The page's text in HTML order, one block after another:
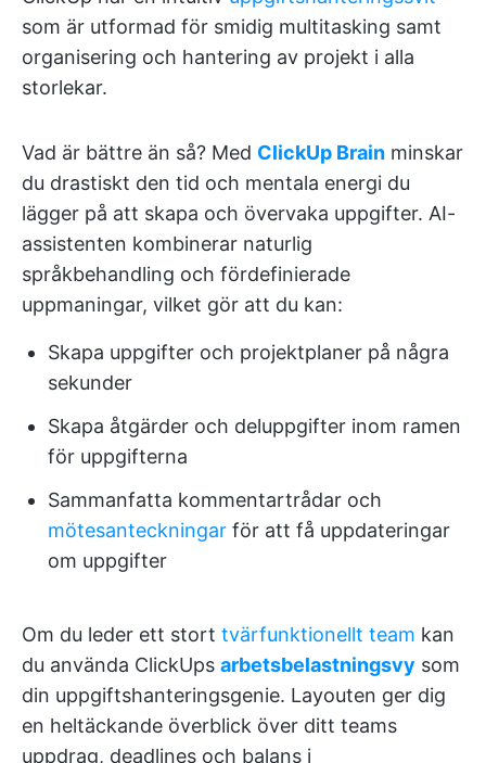
som är utformad för smidig multitasking samt
organisering och hantering av projekt i alla
storlekar.
Vad är bättre än så? Med ClickUp Brain minskar
du drastiskt den tid och mentala energi du
lägger på att skapa och övervaka uppgifter. AI-
assistenten kombinerar naturlig
språkbehandling och fördefinierade
uppmaningar, vilket gör att du kan:
Skapa uppgifter och projektplaner på några
sekunder
Skapa åtgärder och deluppgifter inom ramen
för uppgifterna
Sammanfatta kommentartrådar och
mötesanteckningar för att få uppdateringar
om uppgifter
Om du leder ett stort tvärfunktionellt team kan
du använda ClickUps arbetsbelastningsvy som
din uppgiftshanteringsgenie. Layouten ger dig
en heltäckande överblick över ditt teams
uppdrag, deadlines och balans i